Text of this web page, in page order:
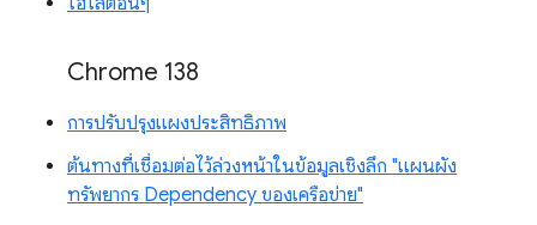
Chrome 138
การปรับปรุงแผงประสิทธิภาพ
ต้นทางที่เชื่อมต่อไว้ล่วงหน้าในข้อมูลเชิงลึก "แผนผัง
ทรัพยากร Dependency ของเครือข่าย"